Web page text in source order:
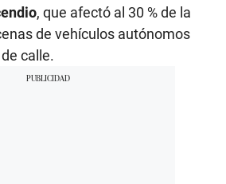
, que afectó al 30 % de la
de vehículos autónomos
calle.